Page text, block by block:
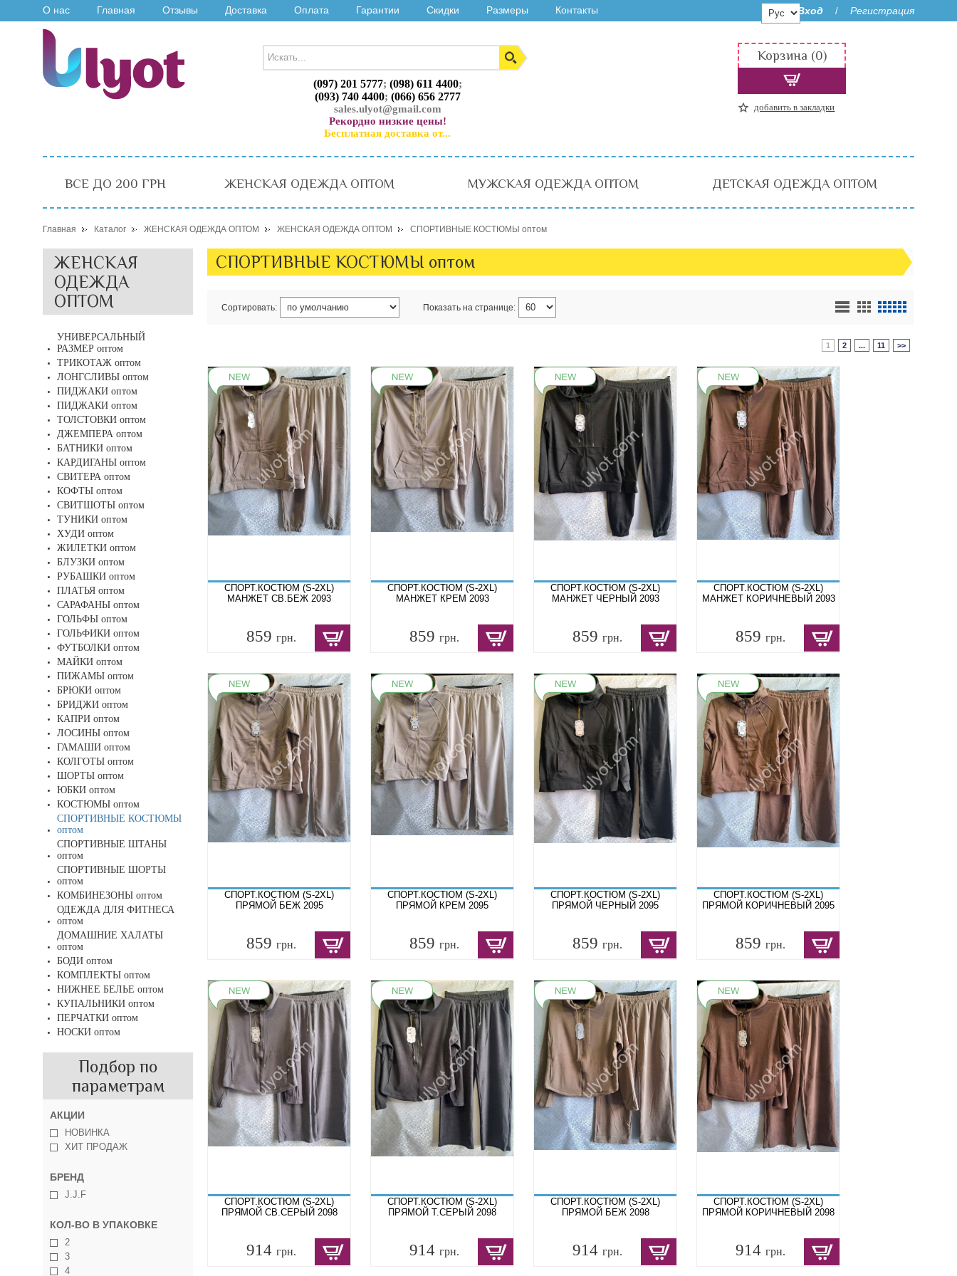
О нас Главная Отзывы Доставка Оплата Гарантии Скидки Размеры Контакты Вход / Регистрация
(097) 201 5777; (098) 611 4400;
(093) 740 4400; (066) 656 2777
sales.ulyot@gmail.com
Рекордно низкие цены!
Бесплатная доставка от...
Корзина (0)
добавить в закладки
ВСЕ ДО 200 ГРН ЖЕНСКАЯ ОДЕЖДА ОПТОМ МУЖСКАЯ ОДЕЖДА ОПТОМ ДЕТСКАЯ ОДЕЖДА ОПТОМ
Главная Каталог ЖЕНСКАЯ ОДЕЖДА ОПТОМ ЖЕНСКАЯ ОДЕЖДА ОПТОМ СПОРТИВНЫЕ КОСТЮМЫ оптом
ЖЕНСКАЯ
ОДЕЖДА
ОПТОМ
УНИВЕРСАЛЬНЫЙ
РАЗМЕР оптом
ТРИКОТАЖ оптом
ЛОНГСЛИВЫ оптом
ПИДЖАКИ оптом
ПИДЖАКИ оптом
ТОЛСТОВКИ оптом
ДЖЕМПЕРА оптом
БАТНИКИ оптом
КАРДИГАНЫ оптом
СВИТЕРА оптом
КОФТЫ оптом
СВИТШОТЫ оптом
ТУНИКИ оптом
ХУДИ оптом
ЖИЛЕТКИ оптом
БЛУЗКИ оптом
РУБАШКИ оптом
ПЛАТЬЯ оптом
САРАФАНЫ оптом
ГОЛЬФЫ оптом
ГОЛЬФИКИ оптом
ФУТБОЛКИ оптом
МАЙКИ оптом
ПИЖАМЫ оптом
БРЮКИ оптом
БРИДЖИ оптом
КАПРИ оптом
ЛОСИНЫ оптом
ГАМАШИ оптом
КОЛГОТЫ оптом
ШОРТЫ оптом
ЮБКИ оптом
КОСТЮМЫ оптом
СПОРТИВНЫЕ КОСТЮМЫ
оптом
СПОРТИВНЫЕ ШТАНЫ
оптом
СПОРТИВНЫЕ ШОРТЫ
оптом
КОМБИНЕЗОНЫ оптом
ОДЕЖДА ДЛЯ ФИТНЕСА
оптом
ДОМАШНИЕ ХАЛАТЫ
оптом
БОДИ оптом
КОМПЛЕКТЫ оптом
НИЖНЕЕ БЕЛЬЕ оптом
КУПАЛЬНИКИ оптом
ПЕРЧАТКИ оптом
НОСКИ оптом
Подбор по
параметрам
АКЦИИ
НОВИНКА
ХИТ ПРОДАЖ
БРЕНД
J.J.F
КОЛ-ВО В УПАКОВКЕ
2
3
4
СПОРТИВНЫЕ КОСТЮМЫ оптом
Сортировать: Показать на странице:
1 2 ... 11 >>
СПОРТ.КОСТЮМ (S-2XL)
МАНЖЕТ СВ.БЕЖ 2093
859 грн.
СПОРТ.КОСТЮМ (S-2XL)
МАНЖЕТ КРЕМ 2093
859 грн.
СПОРТ.КОСТЮМ (S-2XL)
МАНЖЕТ ЧЕРНЫЙ 2093
859 грн.
СПОРТ.КОСТЮМ (S-2XL)
МАНЖЕТ КОРИЧНЕВЫЙ 2093
859 грн.
СПОРТ.КОСТЮМ (S-2XL)
ПРЯМОЙ БЕЖ 2095
859 грн.
СПОРТ.КОСТЮМ (S-2XL)
ПРЯМОЙ КРЕМ 2095
859 грн.
СПОРТ.КОСТЮМ (S-2XL)
ПРЯМОЙ ЧЕРНЫЙ 2095
859 грн.
СПОРТ.КОСТЮМ (S-2XL)
ПРЯМОЙ КОРИЧНЕВЫЙ 2095
859 грн.
СПОРТ.КОСТЮМ (S-2XL)
ПРЯМОЙ СВ.СЕРЫЙ 2098
914 грн.
СПОРТ.КОСТЮМ (S-2XL)
ПРЯМОЙ Т.СЕРЫЙ 2098
914 грн.
СПОРТ.КОСТЮМ (S-2XL)
ПРЯМОЙ БЕЖ 2098
914 грн.
СПОРТ.КОСТЮМ (S-2XL)
ПРЯМОЙ КОРИЧНЕВЫЙ 2098
914 грн.